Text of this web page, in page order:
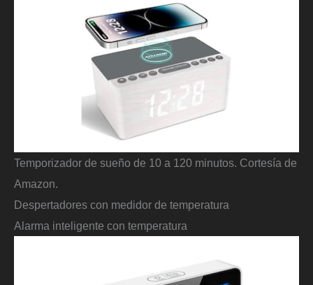
Temporizador de sueño de 10 a 120 minutos. Cortesía de
Amazon.
Despertadores con medidor de temperatura
Alarma inteligente con temperatura